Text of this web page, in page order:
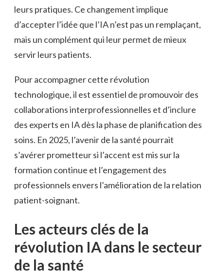
leurs pratiques. Ce changement implique
d’accepter l’idée que l’IA n’est pas un remplaçant,
mais un complément qui leur permet de mieux
servir leurs patients.
Pour accompagner cette révolution
technologique, il est essentiel de promouvoir des
collaborations interprofessionnelles et d’inclure
des experts en IA dès la phase de planification des
soins. En 2025, l’avenir de la santé pourrait
s’avérer prometteur si l’accent est mis sur la
formation continue et l’engagement des
professionnels envers l’amélioration de la relation
patient-soignant.
Les acteurs clés de la
révolution IA dans le secteur
de la santé